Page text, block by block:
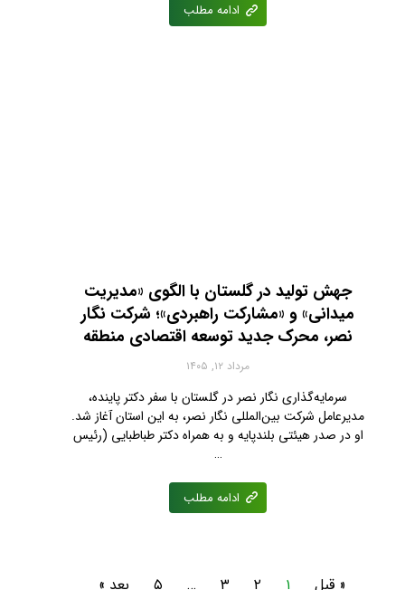
ادامه مطلب
جهش تولید در گلستان با الگوی «مدیریت
میدانی» و «مشارکت راهبردی»؛ شرکت نگار
نصر، محرک جدید توسعه اقتصادی منطقه
مرداد ۱۲, ۱۴۰۵
سرمایه‌گذاری نگار نصر در گلستان با سفر دکتر پاینده،
مدیرعامل شرکت بین‌المللی نگار نصر، به این استان آغاز شد.
او در صدر هیئتی بلندپایه و به همراه دکتر طباطبایی (رئیس
…
ادامه مطلب
« قبل ۱ ۲ ۳ … ۵ بعد »